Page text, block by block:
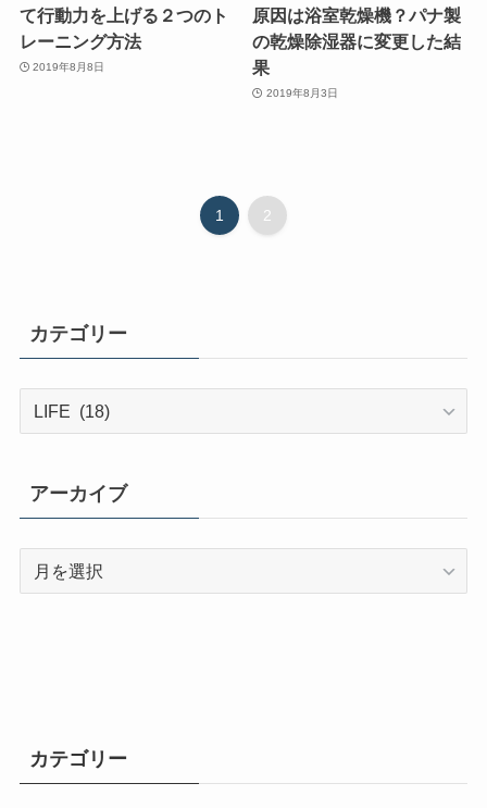
て行動力を上げる２つのト
レーニング方法
2019年8月8日
原因は浴室乾燥機？パナ製
の乾燥除湿器に変更した結
果
2019年8月3日
1 2
カテゴリー
カ
リ
ー
アーカイブ
カテゴリー